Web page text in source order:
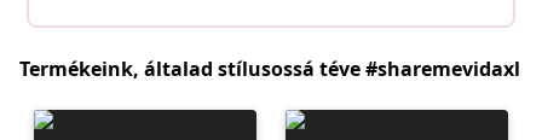
Termékeink, általad stílusossá téve #sharemevidaxl